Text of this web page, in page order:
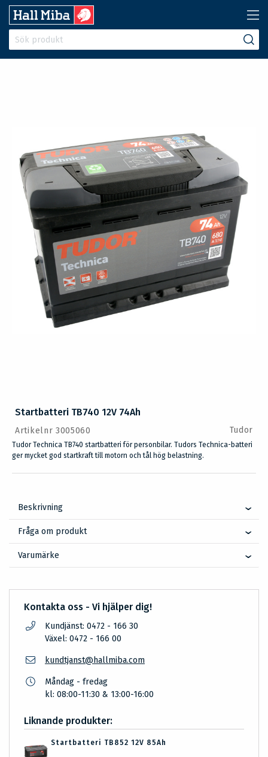
Startbatteri TB740 12V 74Ah
Artikelnr 3005060 Tudor
Tudor Technica TB740 startbatteri för personbilar. Tudors Technica-batteri
ger mycket god startkraft till motorn och tål hög belastning.
Beskrivning
Fråga om produkt
Varumärke
Kontakta oss - Vi hjälper dig!
Kundjänst: 0472 - 166 30
Växel: 0472 - 166 00
kundtjanst@hallmiba.com
Måndag - fredag
kl: 08:00-11:30 & 13:00-16:00
Liknande produkter:
Startbatteri TB852 12V 85Ah